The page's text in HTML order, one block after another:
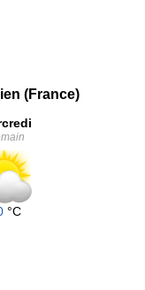
(France)
°C